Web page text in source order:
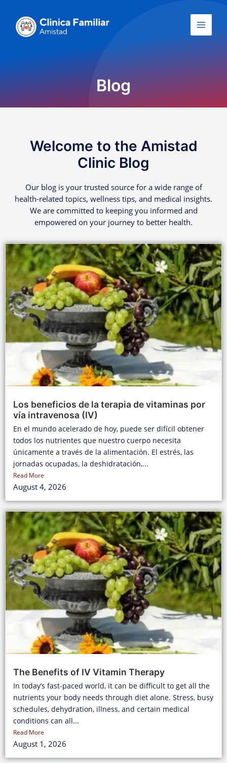
content
Menu
Blog
Welcome to the Amistad
Clinic Blog
Our blog is your trusted source for a wide range of
health-related topics, wellness tips, and medical insights.
We are committed to keeping you informed and
empowered on your journey to better health.
Los beneficios de la terapia de vitaminas por
vía intravenosa (IV)
En el mundo acelerado de hoy, puede ser difícil obtener
todos los nutrientes que nuestro cuerpo necesita
únicamente a través de la alimentación. El estrés, las
jornadas ocupadas, la deshidratación,...
Read More
August 4, 2026
The Benefits of IV Vitamin Therapy
In today’s fast-paced world, it can be difficult to get all the
nutrients your body needs through diet alone. Stress, busy
schedules, dehydration, illness, and certain medical
conditions can all...
Read More
August 1, 2026